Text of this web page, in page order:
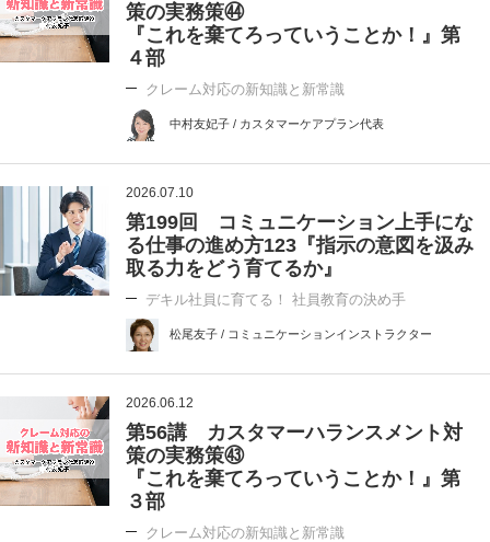
策の実務策㊹
『これを棄てろっていうことか！』第
４部
クレーム対応の新知識と新常識
中村友妃子 / カスタマーケアプラン代表
2026.07.10
第199回 コミュニケーション上手にな
る仕事の進め方123『指示の意図を汲み
取る力をどう育てるか』
デキル社員に育てる！ 社員教育の決め手
松尾友子 / コミュニケーションインストラクター
2026.06.12
第56講 カスタマーハランスメント対
策の実務策㊸
『これを棄てろっていうことか！』第
３部
クレーム対応の新知識と新常識